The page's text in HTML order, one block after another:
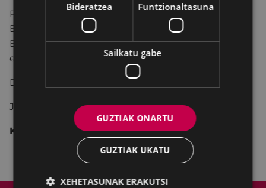
Pagatxa elkarteak hilabete honetarako
Emakumeen istorioen bideo-foruma antolatu du.
Bideo-forum honetan,Rosa Parkselkarrekin
ezagutuko dugu.
Dinamizatzailea
Jarduera irekia eta doakoa izango da.
Kopurua, 58 pertsonakoa izango da gehienez.
Bideratzea Funtzionaltasuna
Sailkatu gabe
GUZTIAK ONARTU
GUZTIAK UKATU
XEHETASUNAK ERAKUTSI